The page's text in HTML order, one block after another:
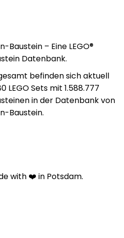
Baustein – Eine LEGO®
Datenbank.
befinden sich aktuell
LEGO Sets mit 1.588.777
in der Datenbank von
Baustein.
with ❤️ in Potsdam.